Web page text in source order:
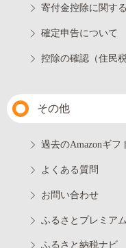
寄付金控除に関す
確定申告について
控除の確認（住民
その他
過去のAmazonギフ
よくある質問
お問い合わせ
ふるさとプレミア
ふるさと納税ナビ